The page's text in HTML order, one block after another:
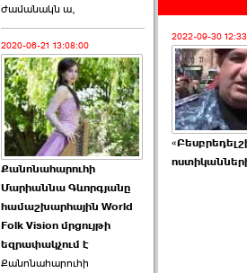
Պաշտոնակռիվը սկսված
է. «Հրապարակ» ›››
2026-06-25 17:13:00
ԱԺ նախագահի
թեկնածու է ընտրվել
Ռուբեն Ռուբինյանը ›››
ժամանակն ա,
2020-06-21 13:08:00
Քանոնահարուհի
Մարիաննա Գևորգյանը
համաշխարհային World
Folk Vision մրցույթի
եզրափակչում է
Քանոնահարուհի
2022-09-30